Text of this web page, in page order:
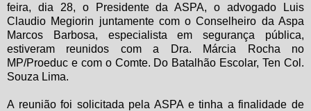
feira, dia 28, o Presidente da ASPA, o advogado Luis
Claudio Megiorin juntamente com o Conselheiro da Aspa
Marcos Barbosa, especialista em segurança pública,
estiveram reunidos com a Dra. Márcia Rocha no
MP/Proeduc e com o Comte. Do Batalhão Escolar, Ten Col.
Souza Lima.
A reunião foi solicitada pela ASPA e tinha a finalidade de